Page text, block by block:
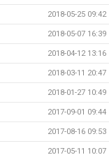
2018-05-25 09:42
2018-05-07 16:39
2018-04-12 13:16
2018-03-11 20:47
2018-01-27 10:49
2017-09-01 09:44
2017-08-16 09:53
2017-05-11 10:07